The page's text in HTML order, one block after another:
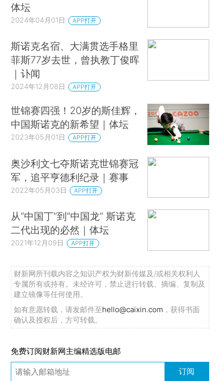
体坛
2024年04月01日 APP打开
斯诺克名宿、大满贯选手格里
菲斯77岁去世，曾执教丁俊晖
｜讣闻
2024年12月08日 APP打开
世锦赛四强！20岁的斯佳辉，
中国斯诺克的新希望｜体坛
2023年05月01日 APP打开
奥沙利文七夺斯诺克世锦赛冠
军，追平亨德利纪录｜赛事
2022年05月03日 APP打开
从“中国丁”到“中国龙” 斯诺克
二代出现的必然｜体坛
2021年12月09日 APP打开
财新网所刊载内容之知识产权为财新传媒及/或相关权利人
专属所有或持有。未经许可，禁止进行转载、摘编、复制及
建立镜像等任何使用。
如有意愿转载，请发邮件至hello@caixin.com ，获得书面
确认及授权后，方可转载。
免费订阅财新网主编精选版电邮
订阅